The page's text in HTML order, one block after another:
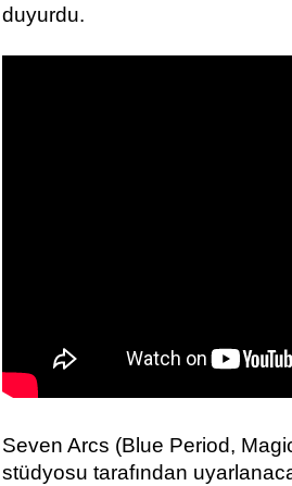
duyurdu.
Seven Arcs (Blue Period,
stüdyosu tarafından